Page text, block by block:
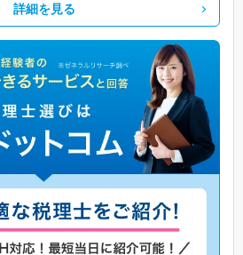
詳細を見る